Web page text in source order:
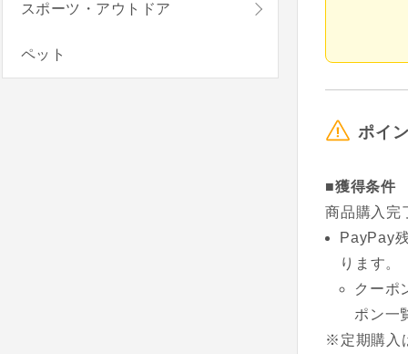
ポイ
■獲得条件
商品購入完
PayPay
ります。
クーポ
ポン一
※定期購入
スポーツ・アウトドア
ペット